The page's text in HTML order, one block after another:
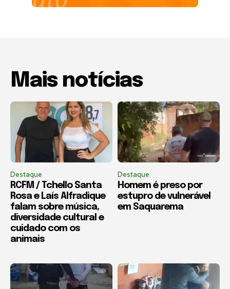
Mais notícias
Destaque
RCFM / Tchello Santa
Rosa e Laís Alfradique
falam sobre música,
diversidade cultural e
cuidado com os
animais
Destaque
Homem é preso por
estupro de vulnerável
em Saquarema